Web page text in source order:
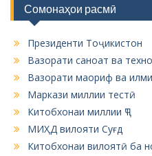
Сомонаҳои расмӣ
Президенти Тоҷикистон
Вазорати саноат ва
Вазорати маориф ва илми
Маркази миллии тестӣ
Китобхонаи миллии ҶТ
МИҲД вилояти Суғд
Китобхонаи вилоятӣ ба